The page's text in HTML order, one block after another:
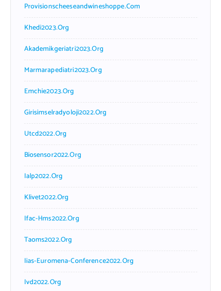
Provisionscheeseandwineshoppe.com
Khedi2023.org
Akademikgeriatri2023.org
Marmarapediatri2023.org
Emchie2023.org
Girisimselradyoloji2022.org
Utcd2022.org
Biosensor2022.org
Ialp2022.org
Klivet2022.org
Ifac-Hms2022.org
Taoms2022.org
Iias-Euromena-Conference2022.org
Ivd2022.org